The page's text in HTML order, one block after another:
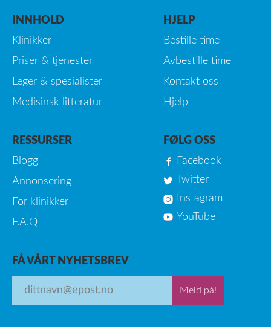
INNHOLD
Klinikker
Priser & tjenester
Leger & spesialister
Medisinsk litteratur
HJELP
Bestille time
Avbestille time
Kontakt oss
Hjelp
RESSURSER
Blogg
Annonsering
For klinikker
F.A.Q
FØLG OSS
Facebook
Twitter
Instagram
YouTube
FÅ VÅRT NYHETSBREV
Meld på!